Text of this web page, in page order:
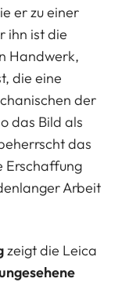
er zu einer
ihn ist die
Handwerk,
die eine
der
das Bild als
das
Erschaffung
Arbeit
zeigt die Leica